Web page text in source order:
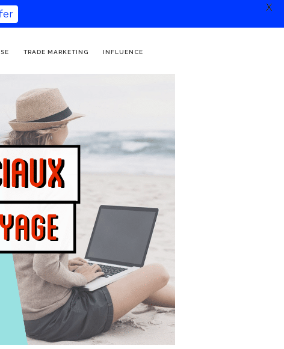
TRADE MARKETING INFLUENCE
X